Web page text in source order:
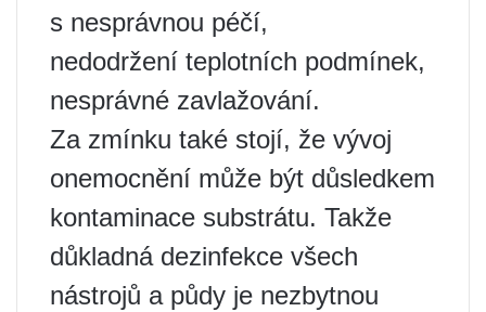
s nesprávnou péčí,
nedodržení teplotních podmínek,
nesprávné zavlažování.
Za zmínku také stojí, že vývoj
onemocnění může být důsledkem
kontaminace substrátu. Takže
důkladná dezinfekce všech
nástrojů a půdy je nezbytnou